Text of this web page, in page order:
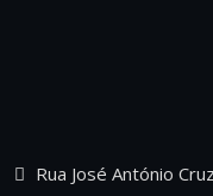
Rua José António